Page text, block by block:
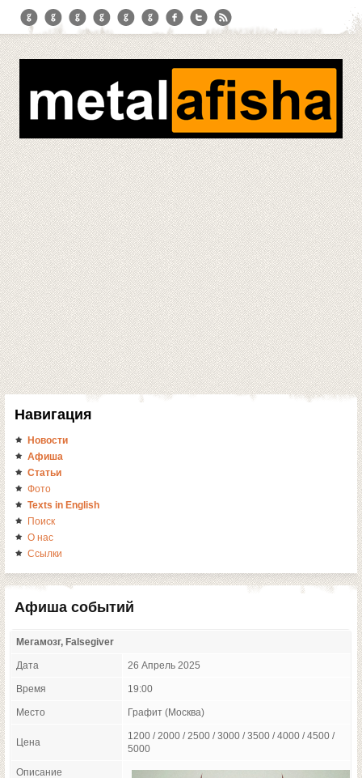
Навигация
Новости
Афиша
Статьи
Фото
Texts in English
Поиск
О нас
Ссылки
Афиша событий
Мегамозг, Falsegiver
Дата 26 Апрель 2025
Время 19:00
Место Графит (Москва)
Цена
1200 / 2000 / 2500 / 3000 / 3500 / 4000 / 4500 /
5000
Описание